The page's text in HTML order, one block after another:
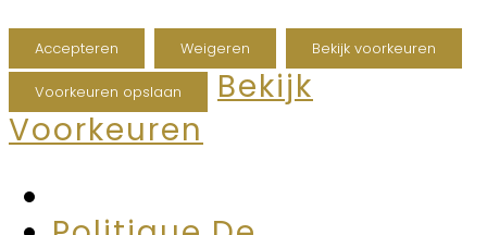
Accepteren Weigeren Bekijk voorkeuren
Voorkeuren opslaan
Bekijk
Voorkeuren